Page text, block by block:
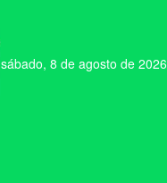
sábado, 8 de agosto de 2026